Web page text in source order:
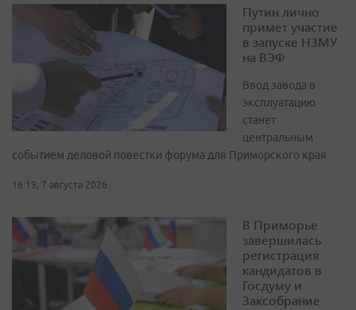
Путин лично
примет участие
в запуске НЗМУ
на ВЭФ
Ввод завода в
эксплуатацию
станет
центральным
событием деловой повестки форума для Приморского края
16:19, 7 августа 2026
В Приморье
завершилась
регистрация
кандидатов в
Госдуму и
Заксобрание